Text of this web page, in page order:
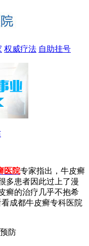
权威疗法 自助挂号
医院专家指出，牛皮癣
多患者因此过上了漫
癣的治疗几乎不抱希
成都牛皮癣专科医院